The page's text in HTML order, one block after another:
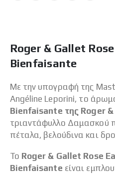
Roger & Gallet
Bienfaisante
Με την υπογραφή της
Angéline Leporini, το
Bienfaisante της Roger
τριαντάφυλλο Δαμασκού
πέταλα, βελούδινα και
Το Roger & Gallet Rose
Bienfaisante είναι